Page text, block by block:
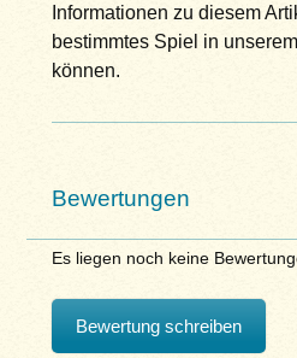
Informationen zu diesem
bestimmtes Spiel in
können.
Bewertungen
Es liegen noch keine
Bewertung schreiben